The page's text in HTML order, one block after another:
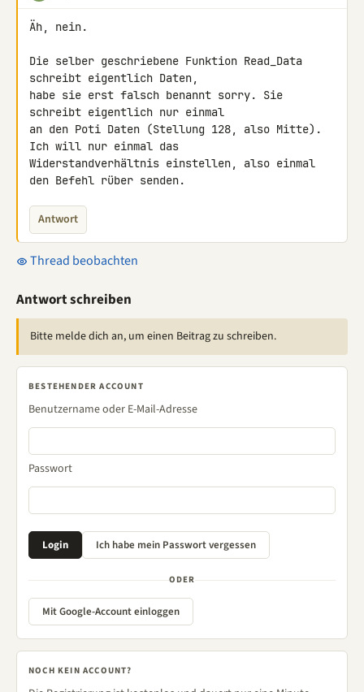
Äh, nein.
Die selber geschriebene Funktion Read_Data
schreibt eigentlich Daten,
habe sie erst falsch benannt sorry. Sie
schreibt eigentlich nur einmal
an den Poti Daten (Stellung 128, also Mitte).
Ich will nur einmal das
Widerstandverhältnis einstellen, also einmal
den Befehl rüber senden.
Antwort
Thread beobachten
Antwort schreiben
Bitte melde dich an, um einen Beitrag zu schreiben.
BESTEHENDER ACCOUNT
Benutzername oder E-Mail-Adresse
Passwort
ODER
Mit Google-Account einloggen
NOCH KEIN ACCOUNT?